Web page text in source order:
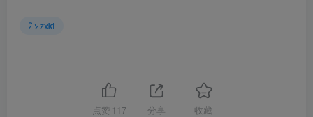
zxkt
点赞 117 分享 收藏